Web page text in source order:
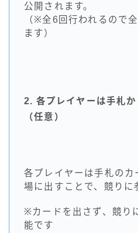
公開されます。
（※全6回行われるので
ます）
2. 各プレイヤーは手札
（任意）
各プレイヤーは手札のカ
場に出すことで、競りに
※カードを出さず、競り
能です